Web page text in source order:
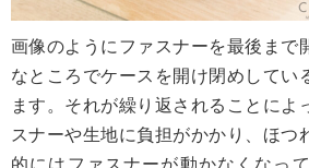
画像のようにファスナーを最後まで
なところでケースを開け閉めしてい
ます。それが繰り返されることによ
スナーや生地に負担がかかり、ほつ
的にはファスナーが動かなくなっ